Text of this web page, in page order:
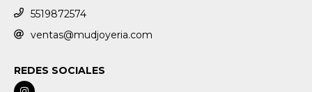
5519872574
ventas@mudjoyeria.com
REDES SOCIALES